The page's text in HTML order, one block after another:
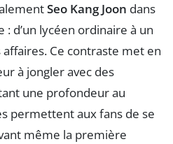
Seo Kang Joon dans
d’un lycéen ordinaire à un
Ce contraste met en
à jongler avec des
une profondeur au
permettent aux fans de se
même la première